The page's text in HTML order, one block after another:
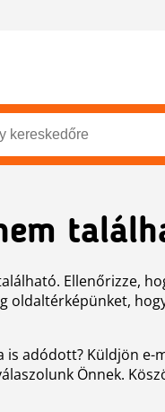
Ellenőrizze,
oldaltérképünket,
is adódott? Küldjön e-
Önnek.